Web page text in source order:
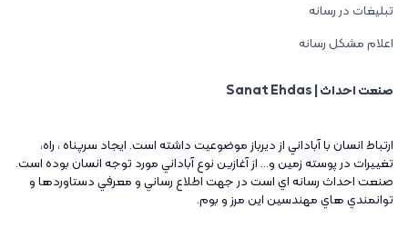
تبلیغات در رسانه
اعلام مشکل رسانه
صنعت احداث | Sanat Ehdas
ارتباط انسان با آباداني از ديرباز موضوعيت داشته است. ايجاد سرپناه ، راه،
تغييرات در پوسته زمين و... از آغازين نوع آباداني مورد توجه انسان بوده است.
صنعت احداث رسانه اي است در جهت اطلاع رساني و معرفي دستاوردها و
توانمندي هاي مهندسين اين مرز و بوم.